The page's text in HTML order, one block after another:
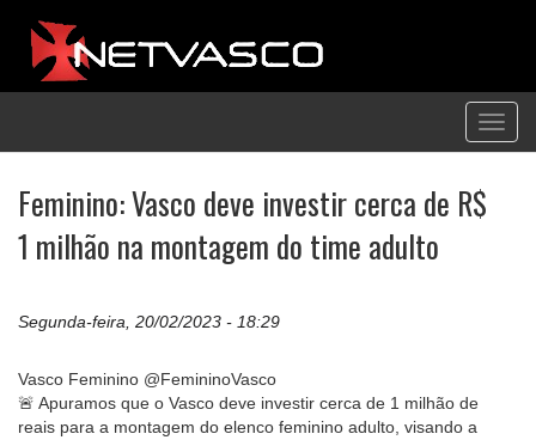
Feminino: Vasco deve investir cerca de R$
1 milhão na montagem do time adulto
Segunda-feira, 20/02/2023 - 18:29
Vasco Feminino @FemininoVasco
🚨 Apuramos que o Vasco deve investir cerca de 1 milhão de
reais para a montagem do elenco feminino adulto, visando a